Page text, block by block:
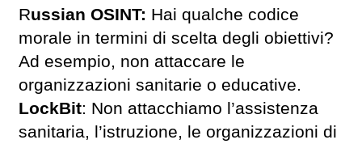
Russian OSINT: Hai qualche codice
morale in termini di scelta degli obiettivi?
Ad esempio, non attaccare le
organizzazioni sanitarie o educative.
LockBit: Non attacchiamo l’assistenza
sanitaria, l’istruzione, le organizzazioni di